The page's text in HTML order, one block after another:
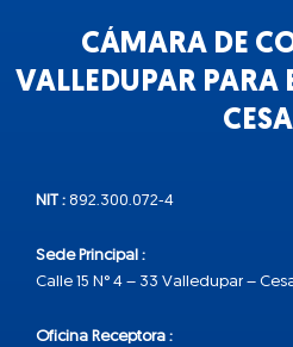
CÁMARA DE
VALLEDUPAR PARA
NIT : 892.300.072-4
Sede Principal :
Calle 15 N° 4 – 33 Valledupar –
Oficina Receptora :